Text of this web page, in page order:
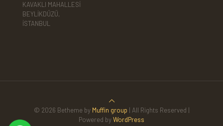
KAVAKLI MAHALLESİ
BEYLİKDÜZÜ,
İSTANBUL
© 2026 Betheme by Muffin group | All Rights Reserved |
Powered byWordPress